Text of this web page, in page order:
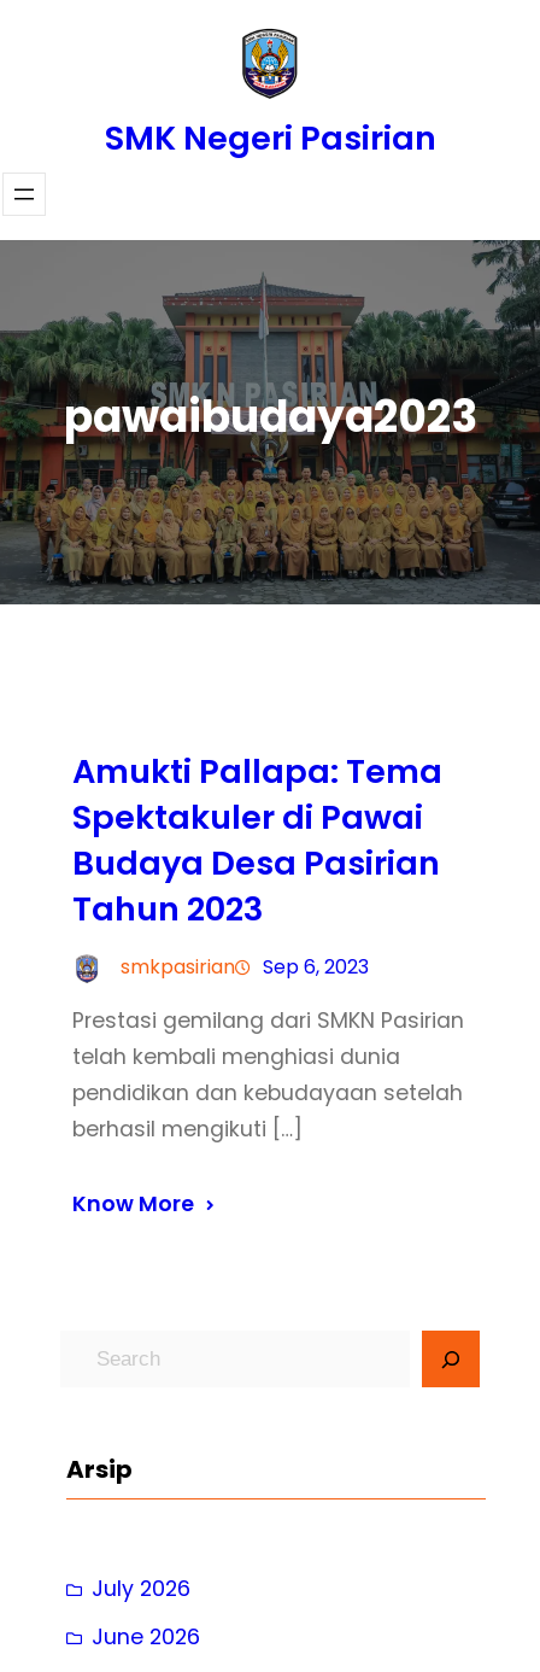
SMK Negeri Pasirian
pawaibudaya2023
Amukti Pallapa: Tema
Spektakuler di Pawai
Budaya Desa Pasirian
Tahun 2023
smkpasirian Sep 6, 2023
Prestasi gemilang dari SMKN Pasirian
telah kembali menghiasi dunia
pendidikan dan kebudayaan setelah
berhasil mengikuti […]
Know More
c
Arsip
July 2026
June 2026